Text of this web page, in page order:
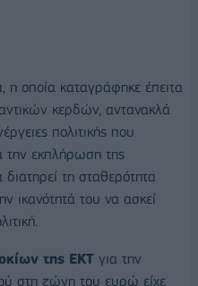
η οποία καταγράφηκε έπειτα
κερδών, αντανακλά
πολιτικής που
εκπλήρωση της
τη σταθερότητα
ικανότητά του να ασκεί
της ΕΚΤ για την
στη ζώνη του ευρώ είχε